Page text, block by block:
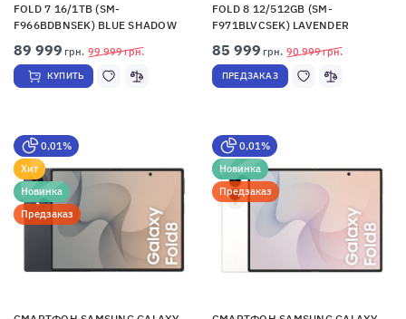
FOLD 7 16/1TB (SM-
F966BDBNSEK) BLUE SHADOW
99 999грн.
89 999 грн.
КУПИТЬ
FOLD 8 12/512GB (SM-
F971BLVCSEK) LAVENDER
90 999грн.
85 999 грн.
ПРЕДЗАКАЗ
0,01%
Хит
Новинка
Предзаказ
0,01%
Новинка
Предзаказ